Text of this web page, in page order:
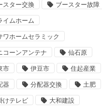
スター交換 ブースター故障
イムホーム
ワホームセラミック
コーンアンテナ 仙石原
市 伊豆市 住起産業
器 分配器交換 土肥
けテレビ 大和建設